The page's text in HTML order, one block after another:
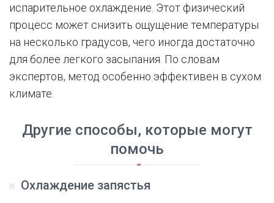
испарительное охлаждение. Этот физический
процесс может снизить ощущение температуры
на несколько градусов, чего иногда достаточно
для более легкого засыпания. По словам
экспертов, метод особенно эффективен в сухом
климате.
Другие способы, которые могут
помочь
Охлаждение запястья